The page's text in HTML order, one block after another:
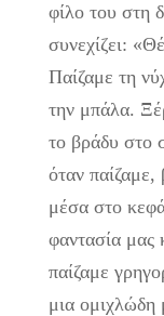
φίλο του στη
συνεχίζει:
Παίζαμε τη
την μπάλα.
το βράδυ στο
όταν
μέσα στο
φαντασία μας
παίζαμε
μια ομιχλώδη